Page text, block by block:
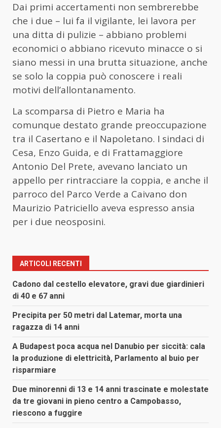
Dai primi accertamenti non sembrerebbe
che i due – lui fa il vigilante, lei lavora per
una ditta di pulizie – abbiano problemi
economici o abbiano ricevuto minacce o si
siano messi in una brutta situazione, anche
se solo la coppia può conoscere i reali
motivi dell’allontanamento.
La scomparsa di Pietro e Maria ha
comunque destato grande preoccupazione
tra il Casertano e il Napoletano. I sindaci di
Cesa, Enzo Guida, e di Frattamaggiore
Antonio Del Prete, avevano lanciato un
appello per rintracciare la coppia, e anche il
parroco del Parco Verde a Caivano don
Maurizio Patriciello aveva espresso ansia
per i due neosposini.
ARTICOLI RECENTI
Cadono dal cestello elevatore, gravi due giardinieri
di 40 e 67 anni
Precipita per 50 metri dal Latemar, morta una
ragazza di 14 anni
A Budapest poca acqua nel Danubio per siccità: cala
la produzione di elettricità, Parlamento al buio per
risparmiare
Due minorenni di 13 e 14 anni trascinate e molestate
da tre giovani in pieno centro a Campobasso,
riescono a fuggire